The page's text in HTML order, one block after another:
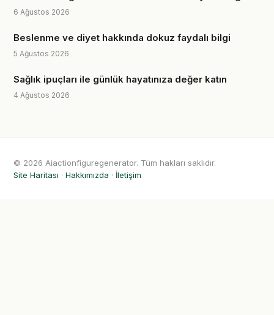
6 Ağustos 2026
Beslenme ve diyet hakkında dokuz faydalı bilgi
5 Ağustos 2026
Sağlık ipuçları ile günlük hayatınıza değer katın
4 Ağustos 2026
© 2026 Aiactionfiguregenerator. Tüm hakları saklıdır.
Site Haritası · Hakkımızda · İletişim